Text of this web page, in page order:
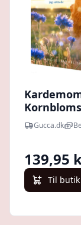
Sherman
Gucca.dk
139,95
Til butik